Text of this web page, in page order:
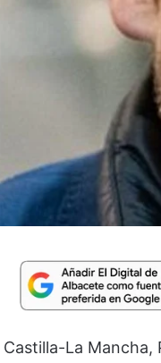
La Mancha,